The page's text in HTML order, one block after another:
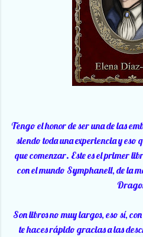
Tengo el honor de ser una de las
siendo toda una experiencia y eso
que comenzar. Este es el primer
con el mundo Symphanell, de la
Son libros no muy largos, eso sí,
te haces rápido gracias a las